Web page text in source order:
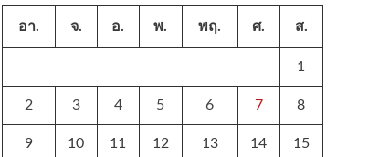
อา. จ. อ. พ. พฤ. ศ. ส.
1
2 3 4 5 6 7 8
9 10 11 12 13 14 15